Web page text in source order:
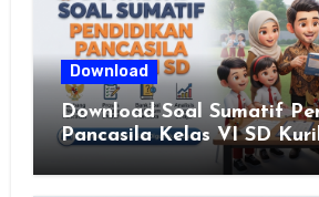
Download
Download Soal Sumatif
Pancasila Kelas VI SD
Merdeka, Solusi Praktis
Menyusun Asesmen